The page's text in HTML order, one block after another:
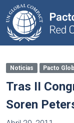
Noticias Pacto
Tras II
Soren